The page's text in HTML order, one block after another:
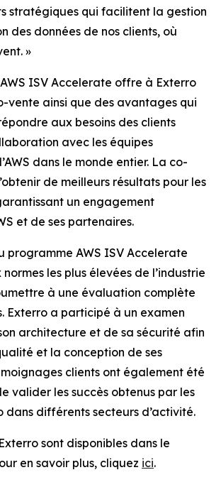
stratégiques qui facilitent la gestion
des données de nos clients, où
»
ISV Accelerate offre à Exterro
vente ainsi que des avantages qui
aux besoins des clients
avec les équipes
dans le monde entier. La co-
de meilleurs résultats pour les
un engagement
et de ses partenaires.
programme AWS ISV Accelerate
les plus élevées de l’industrie
à une évaluation complète
Exterro a participé à un examen
architecture et de sa sécurité afin
et la conception de ses
clients ont également été
valider les succès obtenus par les
dans différents secteurs d’activité.
sont disponibles dans le
en savoir plus, cliquez ici.